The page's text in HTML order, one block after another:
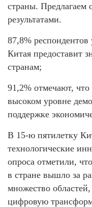
страны. Предлагаем
результатами.
87,8%
Китая предоставит
странам;
91,2% отмечают,
высоком уровне
поддержке
В 15-ю пятилетку
технологические
опроса отметили,
в стране вышло за
множество
цифровую